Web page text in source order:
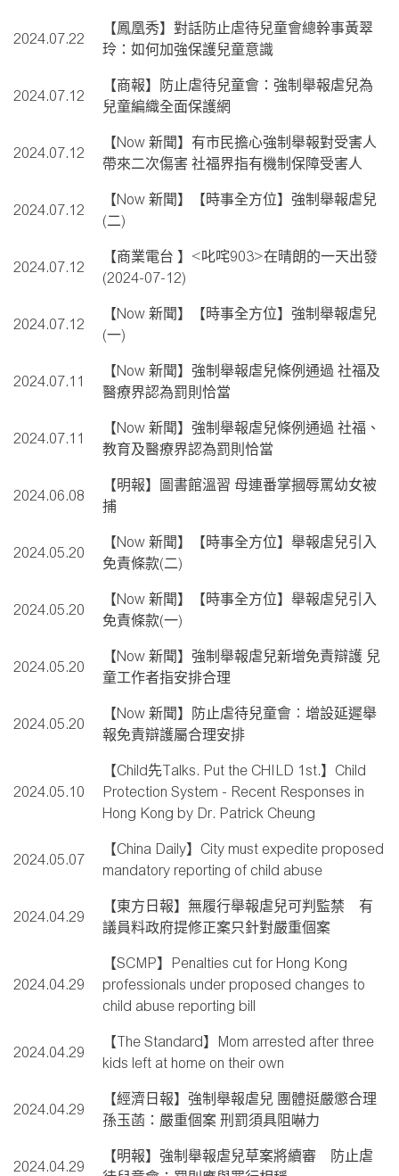
2024.07.22
【鳳凰秀】對話防止虐待兒童會總幹事黃翠
玲：如何加強保護兒童意識
2024.07.12
【商報】防止虐待兒童會：強制舉報虐兒為
兒童編織全面保護網
2024.07.12
【Now 新聞】有市民擔心強制舉報對受害人
帶來二次傷害 社福界指有機制保障受害人
2024.07.12
【Now 新聞】【時事全方位】強制舉報虐兒
(二)
2024.07.12
【商業電台 】<叱咤903>在晴朗的一天出發
(2024-07-12)
2024.07.12
【Now 新聞】【時事全方位】強制舉報虐兒
(一)
2024.07.11
【Now 新聞】強制舉報虐兒條例通過 社福及
醫療界認為罰則恰當
2024.07.11
【Now 新聞】強制舉報虐兒條例通過 社福、
教育及醫療界認為罰則恰當
2024.06.08
【明報】圖書館溫習 母連番掌摑辱罵幼女被
捕
2024.05.20
【Now 新聞】【時事全方位】舉報虐兒引入
免責條款(二)
2024.05.20
【Now 新聞】【時事全方位】舉報虐兒引入
免責條款(一)
2024.05.20
【Now 新聞】強制舉報虐兒新增免責辯護 兒
童工作者指安排合理
2024.05.20
【Now 新聞】防止虐待兒童會︰增設延遲舉
報免責辯護屬合理安排
2024.05.10
【Child先Talks. Put the CHILD 1st.】Child
Protection System - Recent Responses in
Hong Kong by Dr. Patrick Cheung
2024.05.07
【China Daily】City must expedite proposed
mandatory reporting of child abuse
2024.04.29
【東方日報】無履行舉報虐兒可判監禁 有
議員料政府提修正案只針對嚴重個案
2024.04.29
【SCMP】Penalties cut for Hong Kong
professionals under proposed changes to
child abuse reporting bill
2024.04.29
【The Standard】Mom arrested after three
kids left at home on their own
2024.04.29
【經濟日報】強制舉報虐兒 團體挺嚴懲合理
孫玉菡：嚴重個案 刑罰須具阻嚇力
2024.04.29
【明報】強制舉報虐兒草案將續審 防止虐